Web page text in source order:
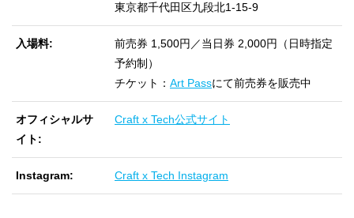
東京都千代田区九段北1-15-9
入場料
前売券 1,500円／当日券 2,000円（日時指定
予約制）
チケット： Art Passにて前売券を販売中
オフィシャルサ
イト
Craft x Tech公式サイト
Instagram Craft x Tech Instagram